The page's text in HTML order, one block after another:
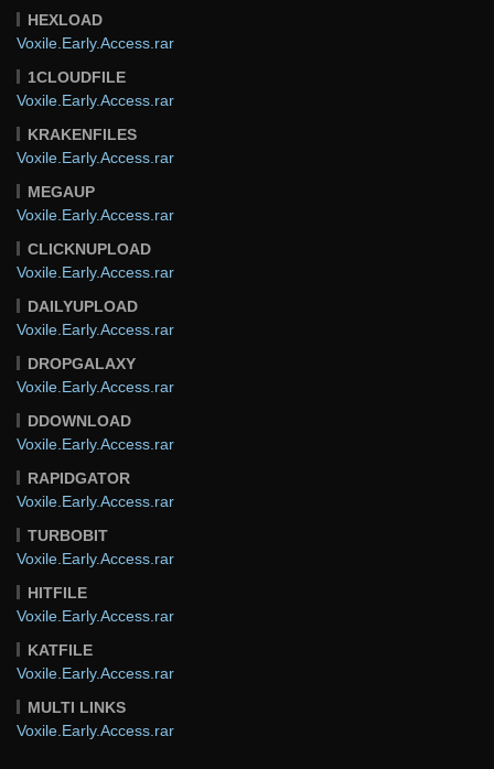
HEXLOAD
Voxile.Early.Access.rar
1CLOUDFILE
Voxile.Early.Access.rar
KRAKENFILES
Voxile.Early.Access.rar
MEGAUP
Voxile.Early.Access.rar
CLICKNUPLOAD
Voxile.Early.Access.rar
DAILYUPLOAD
Voxile.Early.Access.rar
DROPGALAXY
Voxile.Early.Access.rar
DDOWNLOAD
Voxile.Early.Access.rar
RAPIDGATOR
Voxile.Early.Access.rar
TURBOBIT
Voxile.Early.Access.rar
HITFILE
Voxile.Early.Access.rar
KATFILE
Voxile.Early.Access.rar
MULTI LINKS
Voxile.Early.Access.rar